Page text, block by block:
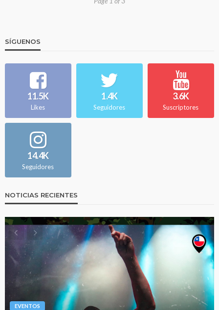
SÍGUENOS
11.5K
Likes
1.4K
Seguidores
3.6K
Suscriptores
14.4K
Seguidores
NOTICIAS RECIENTES
EVENTOS